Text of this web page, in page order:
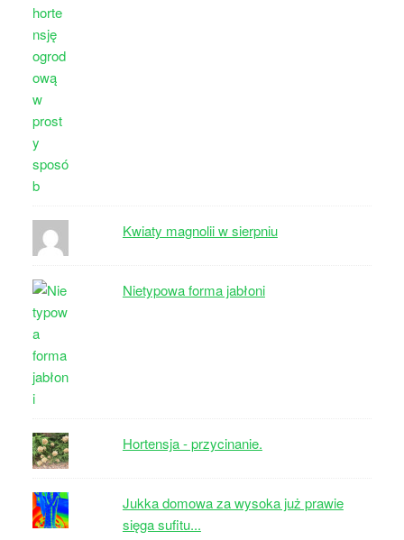
Kwiaty magnolii w sierpniu
Nietypowa forma jabłoni
Hortensja - przycinanie.
Jukka domowa za wysoka już prawie
sięga sufitu...